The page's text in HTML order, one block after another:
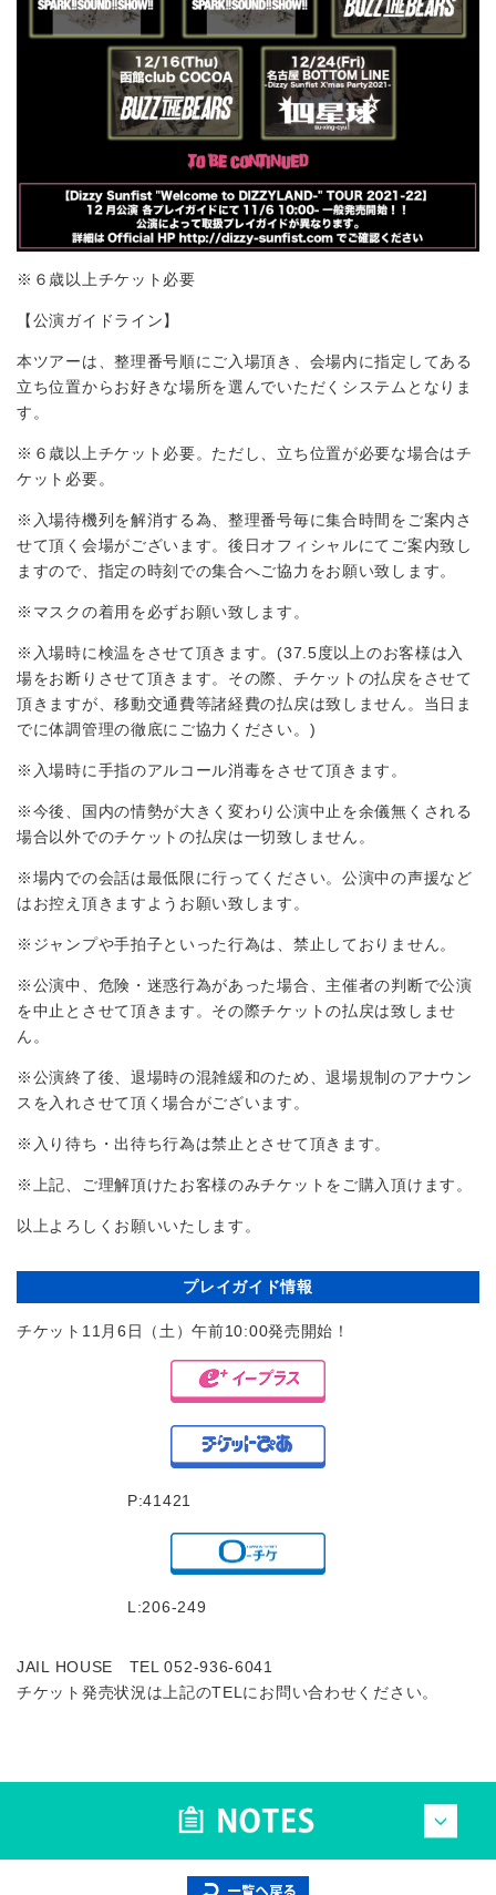
※６歳以上チケット必要
【公演ガイドライン】
本ツアーは、整理番号順にご入場頂き、会場内に指定してある
立ち位置からお好きな場所を選んでいただくシステムとなりま
す。
※６歳以上チケット必要。ただし、立ち位置が必要な場合はチ
ケット必要。
※入場待機列を解消する為、整理番号毎に集合時間をご案内さ
せて頂く会場がございます。後日オフィシャルにてご案内致し
ますので、指定の時刻での集合へご協力をお願い致します。
※マスクの着用を必ずお願い致します。
※入場時に検温をさせて頂きます。(37.5度以上のお客様は入
場をお断りさせて頂きます。その際、チケットの払戻をさせて
頂きますが、移動交通費等諸経費の払戻は致しません。当日ま
でに体調管理の徹底にご協力ください。)
※入場時に手指のアルコール消毒をさせて頂きます。
※今後、国内の情勢が大きく変わり公演中止を余儀無くされる
場合以外でのチケットの払戻は一切致しません。
※場内での会話は最低限に行ってください。公演中の声援など
はお控え頂きますようお願い致します。
※ジャンプや手拍子といった行為は、禁止しておりません。
※公演中、危険・迷惑行為があった場合、主催者の判断で公演
を中止とさせて頂きます。その際チケットの払戻は致しませ
ん。
※公演終了後、退場時の混雑緩和のため、退場規制のアナウン
スを入れさせて頂く場合がございます。
※入り待ち・出待ち行為は禁止とさせて頂きます。
※上記、ご理解頂けたお客様のみチケットをご購入頂けます。
以上よろしくお願いいたします。
プレイガイド情報
チケット11月6日（土）午前10:00発売開始！
P:41421
L:206-249
JAIL HOUSE TEL 052-936-6041
チケット発売状況は上記のTELにお問い合わせください。